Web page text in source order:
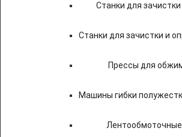
Станки для
Станки для зачистки и
Прессы для
Машины гибки